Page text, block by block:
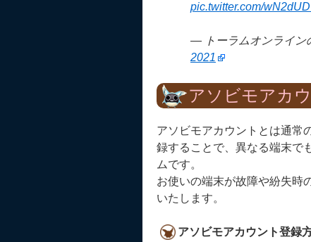
pic.twitter.com/
— トーラムオンライン
2021
アソビモアカ
アソビモアカウントとは通常
録することで、異なる端末で
ムです。
お使いの端末が故障や紛失時
いたします。
アソビモアカウント登録